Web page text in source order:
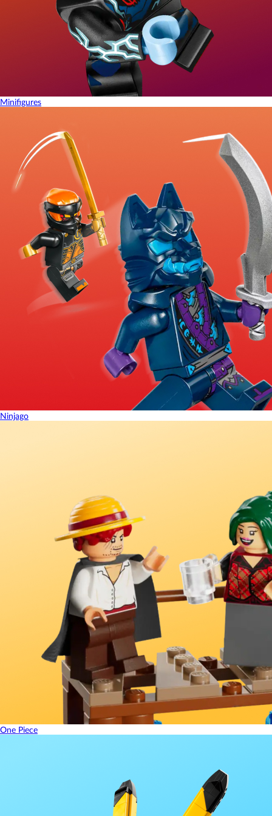
Minifigures
Ninjago
One Piece